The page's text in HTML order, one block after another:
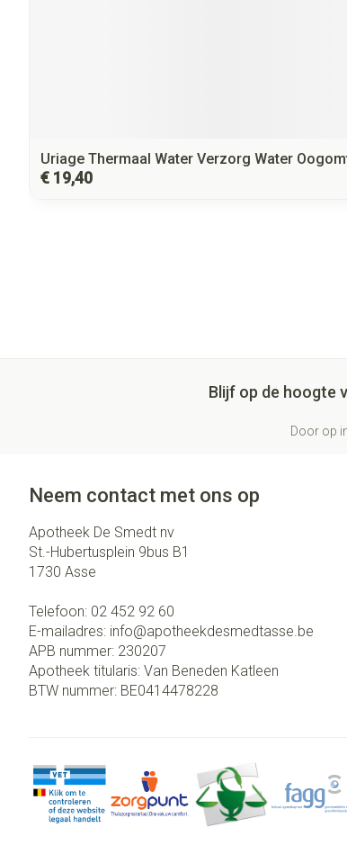
Uriage Thermaal Water Verzorg Water
€ 19,40
Blijf op de hoogte
Door op
Neem contact met ons op
Apotheek De Smedt nv
St.-Hubertusplein 9bus B1
1730 Asse
Telefoon: 02 452 92 60
E-mailadres: info@apotheekdesmedtasse.be
APB nummer: 230207
Apotheek titularis: Van Beneden Katleen
BTW nummer: BE0414478228